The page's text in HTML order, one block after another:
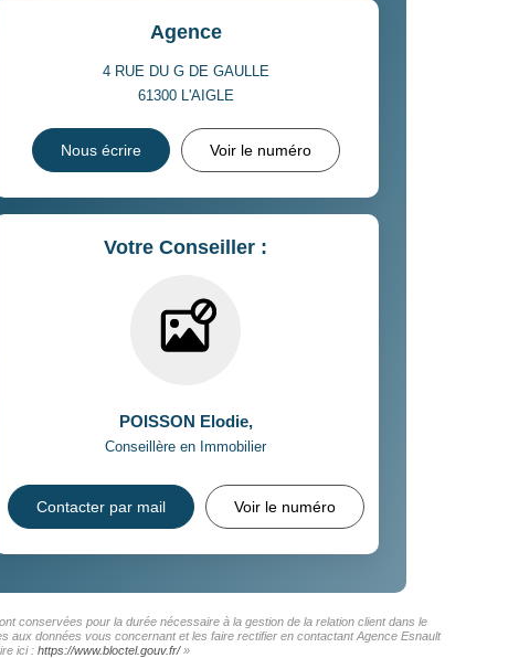
Agence
4 RUE DU G DE GAULLE
61300 L'AIGLE
Nous écrire Voir le numéro
Votre Conseiller :
POISSON Elodie,
Conseillère en Immobilier
Contacter par mail Voir le numéro
conservées pour la durée nécessaire à la gestion de la relation client dans le
aux données vous concernant et les faire rectifier en contactant Agence Esnault
ici : https://www.bloctel.gouv.fr/»